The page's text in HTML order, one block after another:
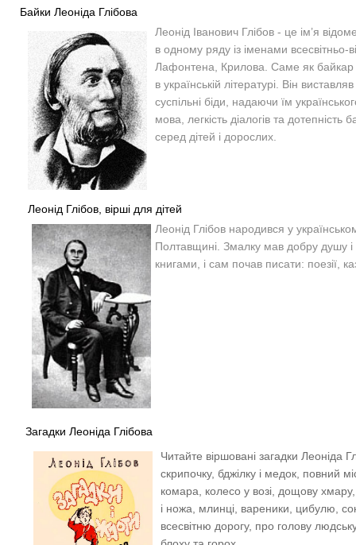
Байки Леоніда Глібова
Леонід Іванович Глібов - це ім’я
в одному ряду із іменами всесвітньо-
Лафонтена, Крилова. Саме як байкар
в українській літературі. Він
суспільні біди, надаючи їм
мова, легкість діалогів та
серед дітей і дорослих.
Леонід Глібов, вірші для дітей
Леонід Глібов народився у
Полтавщині. Змалку мав добру душу
книгами, і сам почав писати: поезії,
Загадки Леоніда Глібова
Читайте віршовані загадки Леоніда
скрипочку, бджілку і медок, повний
комара, колесо у возі, дощову
і ножа, млинці, вареники, цибулю,
всесвітню дорогу, про голову